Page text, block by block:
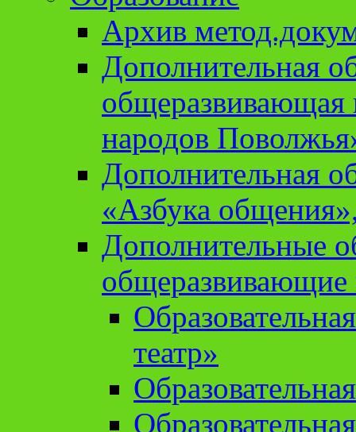
Архив
Дополнительная
народов
Дополнительная
«Азбука
Дополнительные
театр»